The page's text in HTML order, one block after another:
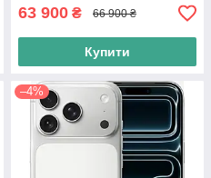
63 900 ₴ 66 900 ₴
Купити
–4%